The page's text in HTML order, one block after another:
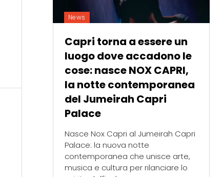
News
Capri torna a essere un
luogo dove accadono le
cose: nasce NOX CAPRI,
la notte contemporanea
del Jumeirah Capri
Palace
Nasce Nox Capri al Jumeirah Capri
Palace: la nuova notte
contemporanea che unisce arte,
musica e cultura per rilanciare lo